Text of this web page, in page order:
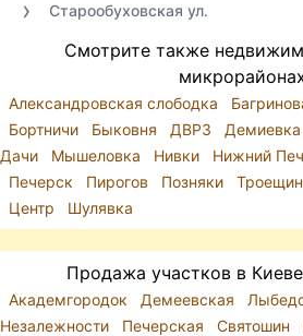
Старообуховская ул.
Смотрите также
Александровская слободка
Бортничи
Быковня ДВРЗ Демиевка
Дачи
Мышеловка Нивки Нижний
Печерск
Пирогов Позняки
Центр
Шулявка
Продажа участков в
Академгородок Демеевская
Незалежности
Печерская Святошин